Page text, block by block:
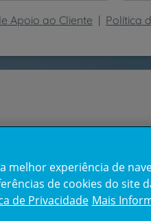
Apoio ao Cliente | Política
melhor experiência de
de cookies do site
de Privacidade Mais